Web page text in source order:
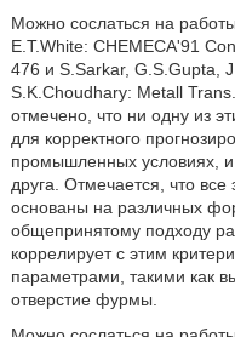
Можно сослаться на
Е.Т.White: СНЕМЕСА'91
476 и S.Sarkar, G.S.Gupta,
S.K.Choudhary: Metall
отмечено, что ни одну из
для корректного
промышленных условиях,
друга. Отмечается, что
основаны на различных
общепринятому подходу
коррелирует с этим
параметрами, такими как
отверстие фурмы.